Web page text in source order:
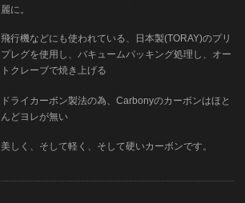
麗に。
飛行機などにも使われている、日本製(TORAY)のプリ
プレグを使用し、バキュームパッキング処理し、オー
トクレーブで焼き上げる
ドライカーボン製法の為、Carbonyのカーボンはほと
んどヨレが無い
美しく、そして軽く、そして硬いカーボンです。